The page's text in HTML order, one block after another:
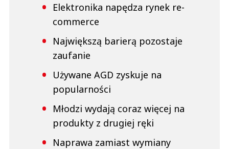
Elektronika napędza rynek re-
commerce
Największą barierą pozostaje
zaufanie
Używane AGD zyskuje na
popularności
Młodzi wydają coraz więcej na
produkty z drugiej ręki
Naprawa zamiast wymiany